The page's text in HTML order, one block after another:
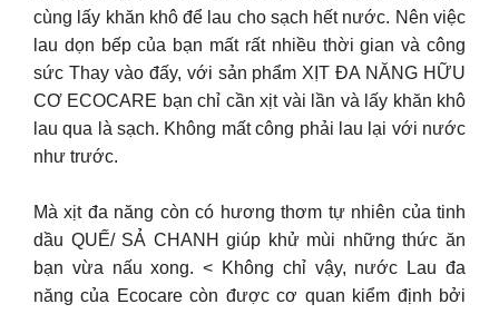
cùng lấy khăn khô để lau cho sạch hết nước. Nên việc
lau dọn bếp của bạn mất rất nhiều thời gian và công
sức Thay vào đấy, với sản phẩm XỊT ĐA NĂNG HỮU
CƠ ECOCARE bạn chỉ cần xịt vài lần và lấy khăn khô
lau qua là sạch. Không mất công phải lau lại với nước
như trước.
Mà xịt đa năng còn có hương thơm tự nhiên của tinh
dầu QUẾ/ SẢ CHANH giúp khử mùi những thức ăn
bạn vừa nấu xong. < Không chỉ vậy, nước Lau đa
năng của Ecocare còn được cơ quan kiểm định bởi